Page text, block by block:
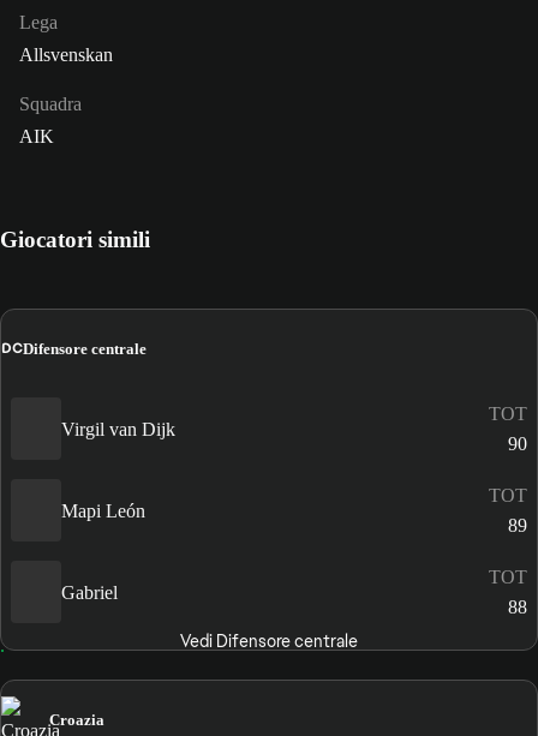
Lega
Allsvenskan
Squadra
AIK
Giocatori simili
DCDifensore centrale
Virgil van Dijk
TOT
90
Mapi León
TOT
89
Gabriel
TOT
88
Vedi Difensore centrale
Croazia